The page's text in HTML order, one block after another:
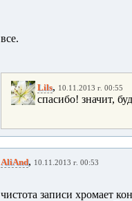
все.
Lils, 10.11.2013 г. 00:55
спасибо! значит,
AliAnd, 10.11.2013 г. 00:53
чистота записи хромает